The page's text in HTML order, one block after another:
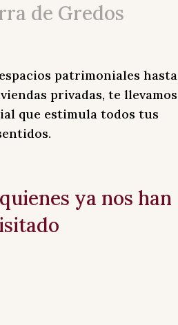
de Gredos
patrimoniales hasta
privadas, te llevamos
que estimula todos tus
ya nos han